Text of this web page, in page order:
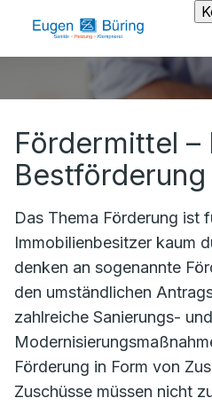
Fördermittel –
Bestförderung
Das Thema Förderung ist
Immobilienbesitzer kaum
denken an sogenannte
den umständlichen
zahlreiche Sanierungs- und
Förderung in Form von
Zuschüsse müssen nicht